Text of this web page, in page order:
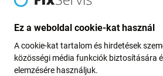
Newsletter Fix
Ez a weboldal cookie-kat használ
A cookie-kat tartalom és hirdetések
közösségi média funkciók biztosítására
elemzésére használjuk.